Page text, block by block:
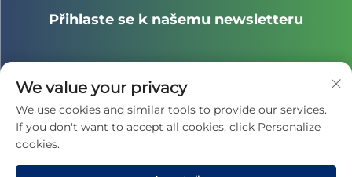
Přihlaste se k našemu newsletteru
Připojte se k našemu zpravodaji a získejte nejnovější
zprávy z oboru, aktualizace a poznatky od našeho týmu.
We value your privacy
We use cookies and similar tools to provide our services.
If you don't want to accept all cookies, click Personalize
cookies.